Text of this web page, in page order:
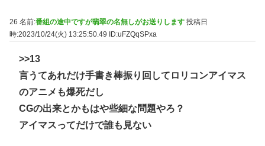
26 名前:番組の途中ですが翡翠の名無しがお送りします 投稿日
時:2023/10/24(火) 13:25:50.49
ID:uFZQqSPxa
>>13
言うてあれだけ手書き棒振り回してロリコンアイマス
のアニメも爆死だし
CGの出来とかもはや些細な問題やろ？
アイマスってだけで誰も見ない